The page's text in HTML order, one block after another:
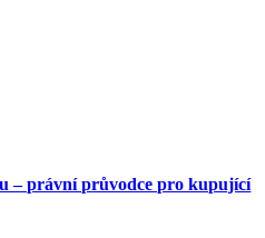
– právní průvodce pro kupující